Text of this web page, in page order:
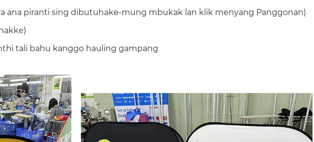
ana piranti sing dibutuhake-mung mbukak lan klik menyang Panggonan)
tali bahu kanggo hauling gampang